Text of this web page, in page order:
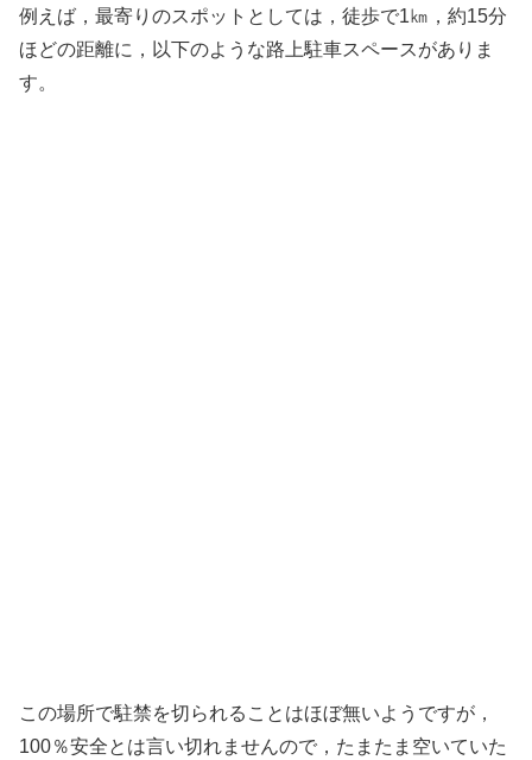
例えば，最寄りのスポットとしては，徒歩で1㎞，約15分
ほどの距離に，以下のような路上駐車スペースがありま
す。
この場所で駐禁を切られることはほぼ無いようですが，
100％安全とは言い切れませんので，たまたま空いていた